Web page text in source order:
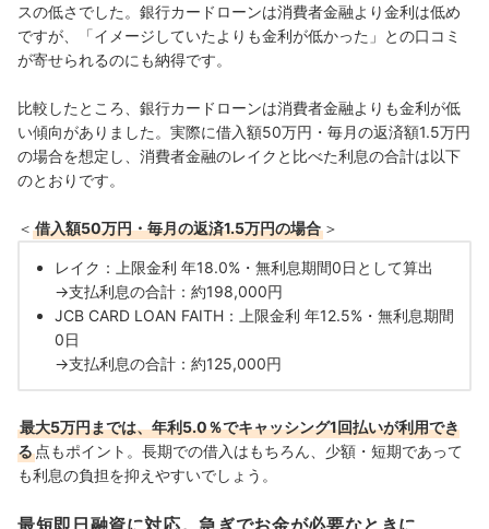
スの低さでした。銀行カードローンは消費者金融より金利は低め
ですが、
「イメージしていたよりも金利が低かった」との口コミ
が寄せられるのにも納得です。
比較したところ、銀行カードローンは消費者金融よりも金利が低
い傾向がありました。実際に借入額50万円・毎月の返済額1.5万円
の場合を想定し、消費者金融のレイクと比べた利息の合計は以下
のとおりです。
＜ 借入額50万円・毎月の返済1.5万円の場合 ＞
レイク：上限金利 年18.0%・無利息期間0日として算出
→支払利息の合計：約198,000円
JCB CARD LOAN FAITH：上限金利 年12.5%・無利息期間
0日
→支払利息の合計：約125,000円
最大5万円までは、年利5.0％でキャッシング1回払いが利用でき
る 点もポイント。長期での借入はもちろん、少額・短期であって
も利息の負担を抑えやすいでしょう。
最短即日融資に対応。急ぎでお金が必要なときに